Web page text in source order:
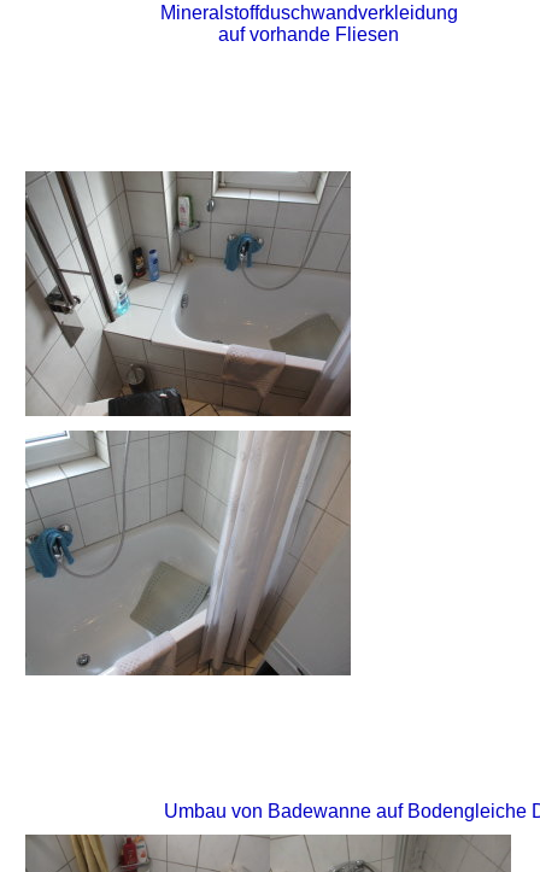
Mineralstoffduschwandverkleidung
auf vorhande Fliesen
Umbau von Badewanne auf Bodengleiche